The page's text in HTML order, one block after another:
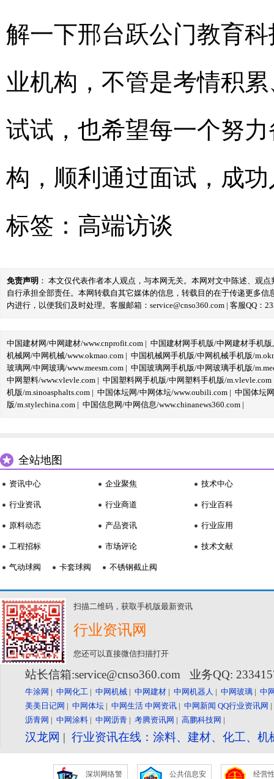
解一下邢台跃公门教育
业机构，不管是考情积
试试，也希望每一个努
构，顺利通过面试，成
标签： 高端访谈
免责声明 ： 本文仅代表作者本人观点，与本网无关。本网对文中陈述、观
自行承担全部责任。本网转载自其它媒体的信息，转载目的在于传递更多
内进行，以便我们及时处理。客服邮箱：service@cnso360.com | 客服QQ：
中国建材网/中网建材/www.cnprofit.com | 中国建材网手机版/中网建材手机版
机械网/中网机械/www.okmao.com | 中国机械网手机版/中网机械手机版/
玻璃网/中网玻璃/www.meesm.com | 中国玻璃网手机版/中网玻璃手机版/
中网塑料/www.vlevle.com | 中国塑料网手机版/中网塑料手机版/m.vlevle.com
机版/m.sinoasphalts.com | 中国体坛网/中网体坛/www.oubili.com | 中国体坛
版/m.stylechina.com | 中国信息网/中网信息/www.chinanews360.com |
全站地图
资讯中心
行业资讯
原料动态
工程招标
企业聚焦
行业商道
产品资讯
市场评论
技术中心
行业百科
行业应用
技术文献
气动球阀 卡套球阀 不锈钢截止阀
扫描二维码，获取手机版最新资讯
行业资讯网
您还可以直接微信扫描打开
站长信箱:service@cnso360.com 业务QQ:
牛涂网 | 中网化工 | 中网机械 | 中网建材 | 中网机器人 | 中网玻璃 | 中
美美日记网 | 中网体坛 | 中网生活 中网资讯 | 中网新闻 QQ行业资讯网
沥青网 | 中网涂料 | 中网沥青 | 考腾资讯网 | 高鹏科技网 |
汉龙网 | 行业资讯在线：涂料、建材、化工、
深圳网络警
公共信息安
经营